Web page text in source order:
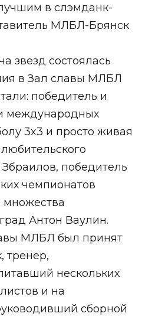
в слэмданк-
МЛБЛ-Брянск
звезд состоялась
в Зал славы МЛБЛ
победитель и
международных
3x3 и просто живая
победитель
чемпионатов
множества
Антон Ваулин.
МЛБЛ был принят
тренер,
нескольких
и на
сборной